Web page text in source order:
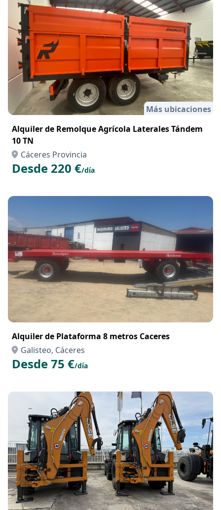
Más ubicaciones
Alquiler de Remolque Agrícola Laterales Tándem
10 TN
Cáceres Provincia
Desde 220 €/día
Alquiler de Plataforma 8 metros Caceres
Galisteo, Cáceres
Desde 75 €/día